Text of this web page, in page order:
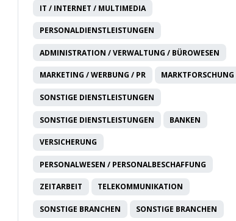
IT / INTERNET / MULTIMEDIA
PERSONALDIENSTLEISTUNGEN
ADMINISTRATION / VERWALTUNG / BÜROWESEN
MARKETING / WERBUNG / PR MARKTFORSCHUNG
SONSTIGE DIENSTLEISTUNGEN
SONSTIGE DIENSTLEISTUNGEN BANKEN
VERSICHERUNG
PERSONALWESEN / PERSONALBESCHAFFUNG
ZEITARBEIT TELEKOMMUNIKATION
SONSTIGE BRANCHEN SONSTIGE BRANCHEN